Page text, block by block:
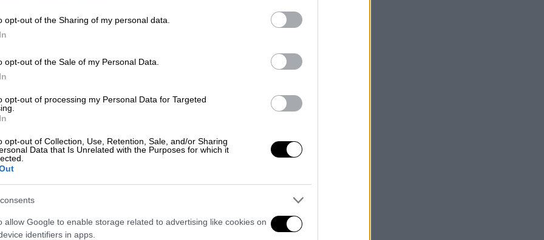
opt-out of the Sharing of my personal data.
opt-out of the Sale of my Personal Data.
opt-out of processing my Personal Data for Targeted
opt-out of Collection, Use, Retention, Sale, and/or Sharing
Data that Is Unrelated with the Purposes for which it
allow Google to enable storage related to advertising like cookies on
identifiers in apps.
video
έχει σκοτώσει περισσότερους
6 εκατομμύρια
πρόσφυγες εκτός της
σε ολόκληρη την περιοχή και πέραν